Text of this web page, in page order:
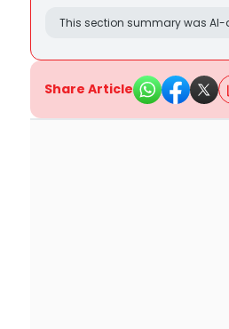
This section summary was
Share Article